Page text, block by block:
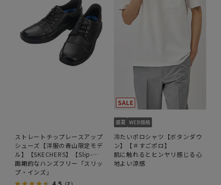
ストレートチップレースアップ
シューズ【洋服の青山限定モデ
ル】【SKECHERS】【Slip-
ins】
画期的なハンズフリー「スリッ
プ・インズ」
冷たいポロシャツ【ボタンダウ
ン】【＃すごポロ】
肌に触れるとヒンヤリ感じる心
地よい涼感